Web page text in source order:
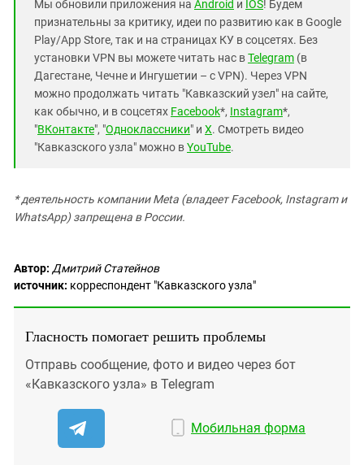
Мы обновили приложения на Android и IOS! Будем
признательны за критику, идеи по развитию как в Google
Play/App Store, так и на страницах КУ в соцсетях. Без
установки VPN вы можете читать нас вTelegram (в
Дагестане, Чечне и Ингушетии – с VPN). Через VPN
можно продолжать читать "Кавказский узел" на сайте,
как обычно, и в соцсетях Facebook*, Instagram*,
"ВКонтакте", "Одноклассники" и X. Смотреть видео
"Кавказского узла" можно вYouTube.
* деятельность компании Meta (владеет Facebook, Instagram и
WhatsApp) запрещена в России.
Автор: Дмитрий Статейнов
источник: корреспондент "Кавказского узла"
Гласность помогает решить проблемы
Отправь сообщение, фото и видео через бот
«Кавказского узла» в Telegram
Мобильная форма